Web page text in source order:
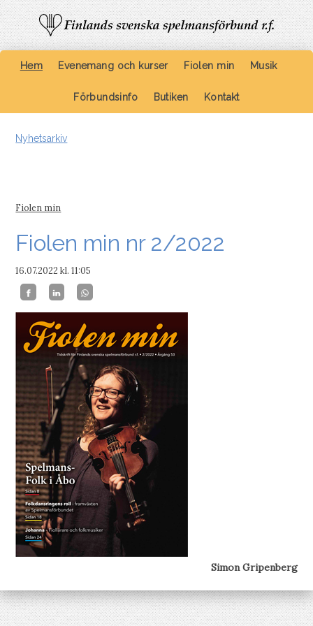
Hem Evenemang och kurser Fiolen min Musik
Förbundsinfo Butiken Kontakt
Nyhetsarkiv
Fiolen min
Fiolen min nr 2/2022
16.07.2022kl. 11:05
Simon Gripenberg